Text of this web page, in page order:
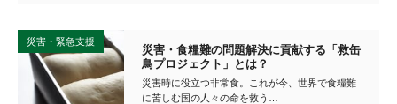
災害・緊急支援
災害・食糧難の問題解決に貢献する「救缶
鳥プロジェクト」とは？
災害時に役立つ非常食。これが今、世界で食糧難
に苦しむ国の人々の命を救う…